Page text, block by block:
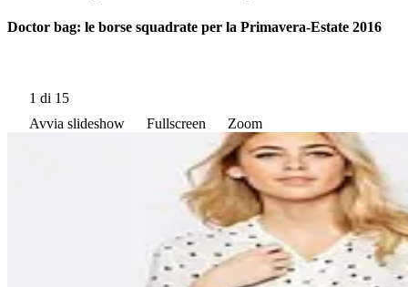
Doctor bag: le borse squadrate per la Primavera-Estate 2016
1 di 15
Avvia slideshow
Fullscreen Zoom